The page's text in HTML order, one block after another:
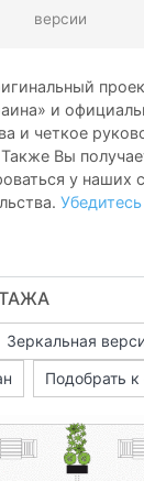
версии
и
и четкое
Вы
у наших
Зеркальная
Подобрать